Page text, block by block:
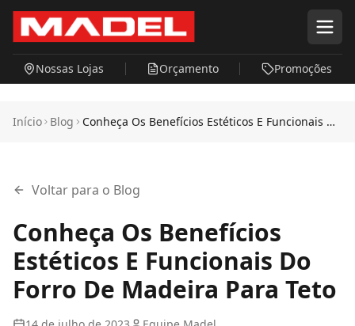
Pular para o conteúdo principal
Nossas Lojas Orçamento Promoções
Início Blog
Conheça Os Benefícios Estéticos E Funcionais Do
Voltar para o Blog
Conheça Os Benefícios
Estéticos E Funcionais Do
Forro De Madeira Para Teto